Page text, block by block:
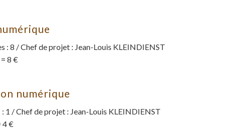
: 8 / Chef de projet : Jean-Louis KLEINDIENST
8 €
numérique
1 / Chef de projet : Jean-Louis KLEINDIENST
4 €